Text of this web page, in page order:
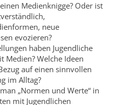
Medienknigge? Oder ist
neue
evozieren?
haben Jugendliche
Medien? Welche Ideen
auf einen sinnvollen
im Alltag?
„Normen und Werte“ in
mit Jugendlichen